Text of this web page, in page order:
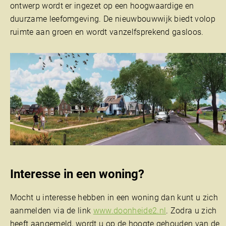
ontwerp wordt er ingezet op een hoogwaardige en
duurzame leefomgeving. De nieuwbouwwijk biedt volop
ruimte aan groen en wordt vanzelfsprekend gasloos.
Interesse in een woning?
Mocht u interesse hebben in een woning dan kunt u zich
aanmelden via de link www.doonheide2.nl. Zodra u zich
heeft aangemeld, wordt u op de hoogte gehouden van de